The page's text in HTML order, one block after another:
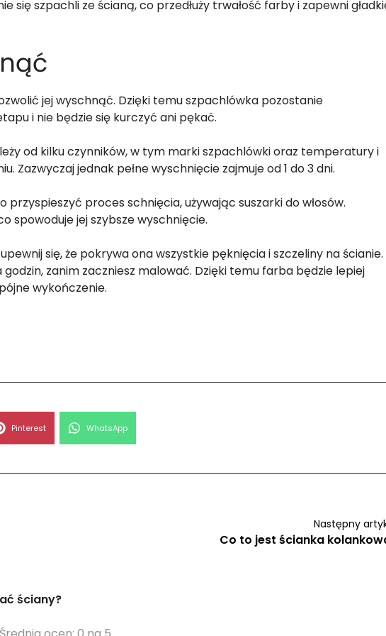
się szpachli ze ścianą, co przedłuży trwałość farby i zapewni
jej wyschnąć. Dzięki temu szpachlówka pozostanie
i nie będzie się kurczyć ani pękać.
od kilku czynników, w tym marki szpachlówki oraz temperatury i
Zazwyczaj jednak pełne wyschnięcie zajmuje od 1 do 3 dni.
przyspieszyć proces schnięcia, używając suszarki do włosów.
spowoduje jej szybsze wyschnięcie.
się, że pokrywa ona wszystkie pęknięcia i szczeliny na ścianie.
zanim zaczniesz malować. Dzięki temu farba będzie lepiej
wykończenie.
Share
Pinterest Share
WhatsApp
Następny
Co to jest ścianka
ściany?